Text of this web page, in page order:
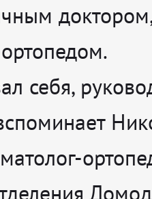
доктором,
себя,